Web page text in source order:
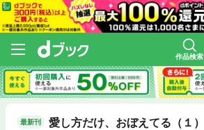
作品検索
最新刊 愛し方だけ、おぼえてる（１）